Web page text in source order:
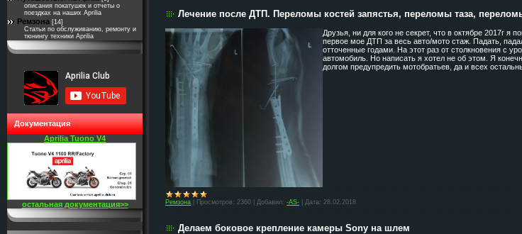
описания покатушек и отчеты о
поездках на наших Aprilia
Ремзона [14]
Статьи по обслуживанию, ремонту и
тюнингу техники Aprilia
Документация
Aprilia Tuono V4
остальная документация>>
Лечение после ДТП. Переломы костей запястья, переломы таза,
Друзья, ни для кого не секрет, что в октябре 2017г
первое мое ДТП за весь авто/мото стаж. Падать,
отточенные годами. На этот раз от столкновения с
автомобиль. Но написать я хотел не об этом. Я
долгом предупредить мотобратьев, да и всех
Ремзона Просмотров: 2360 Добавил: -AS- Дата: 28.02.2018
Делаем боковое крепление камеры Sony на шлем